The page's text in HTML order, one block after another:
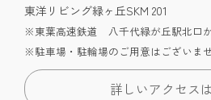
東洋リビング緑ヶ丘SKM 201
※東葉高速鉄道 八千代緑が丘駅北口
※駐車場・駐輪場のご用意はございませ
詳しいアクセス